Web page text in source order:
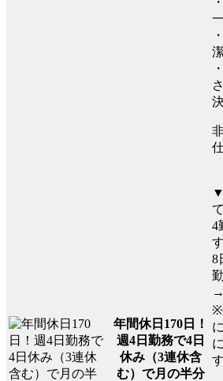
年間休日170日！
週4日勤務で4日
休み（3連休含
む）で月の半分
て
4
8
※